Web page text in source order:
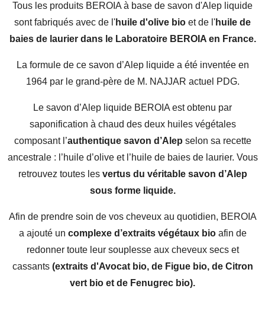
Tous les produits BEROIA à base de savon d'Alep liquide
sont fabriqués avec de l'huile d'olive bio et de l'huile de
baies de laurier dans le Laboratoire BEROIA en France.
La formule de ce savon d’Alep liquide a été inventée en
1964 par le grand-père de M. NAJJAR actuel PDG.
Le savon d’Alep liquide BEROIA est obtenu par
saponification à chaud des deux huiles végétales
composant l’authentique savon d’Alep selon sa recette
ancestrale : l’huile d’olive et l’huile de baies de laurier. Vous
retrouvez toutes les vertus du véritable savon d’Alep
sous forme liquide.
Afin de prendre soin de vos cheveux au quotidien, BEROIA
a ajouté un complexe d’extraits végétaux bio afin de
redonner toute leur souplesse aux cheveux secs et
cassants (extraits d'Avocat bio, de Figue bio, de Citron
vert bio et de Fenugrec bio).